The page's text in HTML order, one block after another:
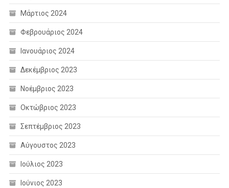
Μάρτιος 2024
Φεβρουάριος 2024
Ιανουάριος 2024
Δεκέμβριος 2023
Νοέμβριος 2023
Οκτώβριος 2023
Σεπτέμβριος 2023
Αύγουστος 2023
Ιούλιος 2023
Ιούνιος 2023